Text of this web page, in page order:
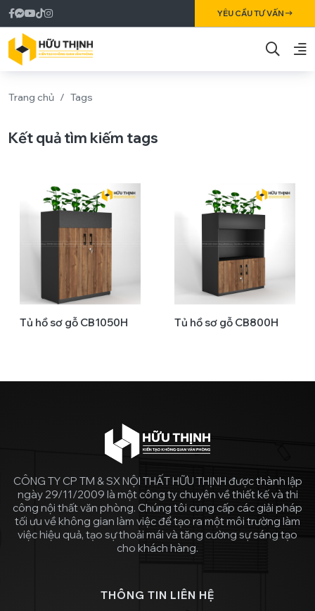
YÊU CẦU TƯ VẤN
Trang chủ Tags
Kết quả tìm kiếm tags
Tủ hồ sơ gỗ CB1050H Tủ hồ sơ gỗ CB800H
CÔNG TY CP TM & SX NỘI THẤT HỮU THỊNH được thành lập
ngày 29/11/2009 là một công ty chuyên về thiết kế và thi
công nội thất văn phòng. Chúng tôi cung cấp các giải pháp
tối ưu về không gian làm việc để tạo ra một môi trường làm
việc hiệu quả, tạo sự thoải mái và tăng cường sự sáng tạo
cho khách hàng.
THÔNG TIN LIÊN HỆ